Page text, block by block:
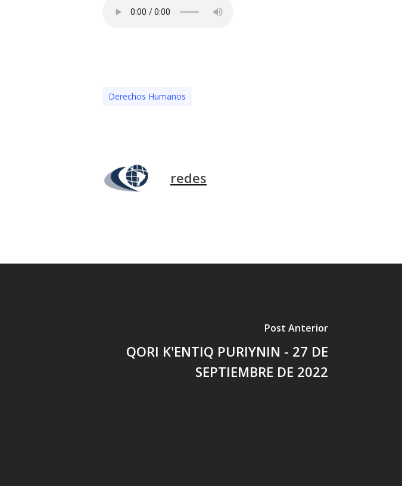
Derechos Humanos
redes
Post Anterior
QORI K'ENTIQ PURIYNIN - 27 DE
SEPTIEMBRE DE 2022